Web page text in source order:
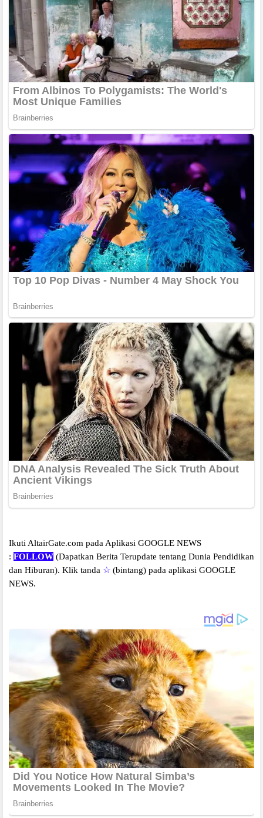
Ikuti AltairGate.com pada Aplikasi GOOGLE NEWS
: FOLLOW (Dapatkan Berita Terupdate tentang Dunia Pendidikan
dan Hiburan). Klik tanda ☆ (bintang) pada aplikasi GOOGLE
NEWS.